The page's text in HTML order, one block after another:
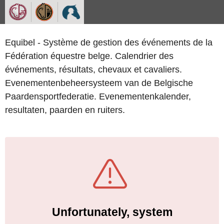
Equibel - Système de gestion des événements de la
Fédération équestre belge. Calendrier des
événements, résultats, chevaux et cavaliers.
Evenementenbeheersysteem van de Belgische
Paardensportfederatie. Evenementenkalender,
resultaten, paarden en ruiters.
Unfortunately, system